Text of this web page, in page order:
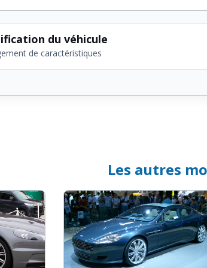
du véhicule
de caractéristiques
Les autres